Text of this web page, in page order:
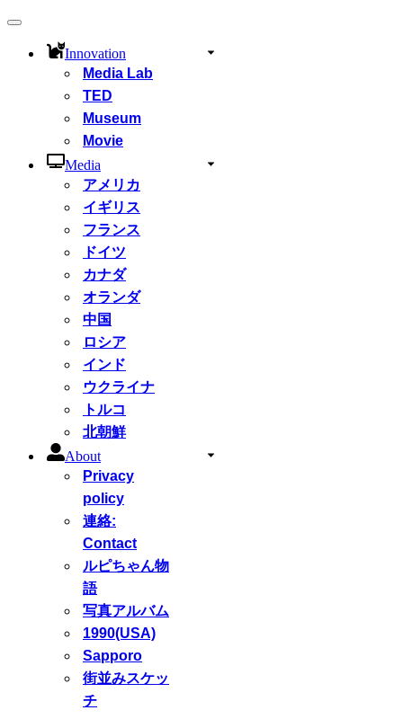
ナ
Innovation
Media Lab
TED
Museum
Movie
Media
アメリカ
イギリス
フランス
ドイツ
カナダ
オランダ
中国
ロシア
インド
ウクライナ
トルコ
北朝鮮
About
Privacy
policy
連絡:
Contact
ルピちゃん物
語
写真アルバム
1990(USA)
Sapporo
街並みスケッ
チ